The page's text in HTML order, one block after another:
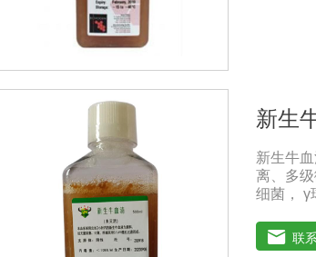
新生
新生牛
离、多
细菌， γ
的研制
共和国
联